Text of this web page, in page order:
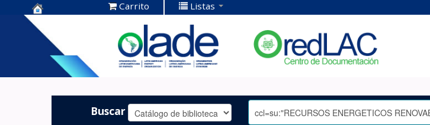
Centro de
Documentación
OLADE -
Carrito Listas
Buscar